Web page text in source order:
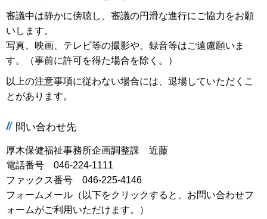
審議中は静かに傍聴し、審議の円滑な進行にご協力をお願
いします。
写真、映画、テレビ等の撮影や、録音等はご遠慮願いま
す。（事前に許可を得た場合を除く。）
以上の注意事項に従わない場合には、退場していただくこ
とがあります。
問い合わせ先
厚木保健福祉事務所企画調整課 近藤
電話番号 046-224-1111
ファックス番号 046-225-4146
フォームメール（以下をクリックすると、お問い合わせフ
ォームがご利用いただけます。）